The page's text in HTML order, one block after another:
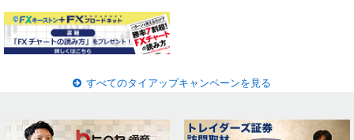
すべてのタイアップキャンペーンを見る